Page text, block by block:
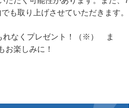
も取り上げさせていただきます。
れなくプレゼント！（※） ま
お楽しみに！